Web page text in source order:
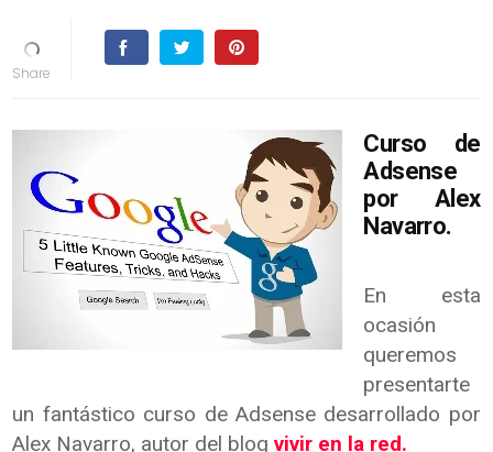
Curso de
Adsense
por Alex
Navarro.
En esta
ocasión
queremos
presentarte
un fantástico curso de Adsense desarrollado por
Alex Navarro, autor del blogvivir en la red.